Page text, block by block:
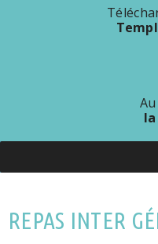
REPAS INTER